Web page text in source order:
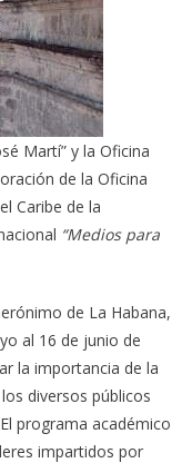
Martí” y la Oficina
de la Oficina
Caribe de la
“Medios para
de La Habana,
al 16 de junio de
la importancia de la
diversos públicos
programa académico
impartidos por